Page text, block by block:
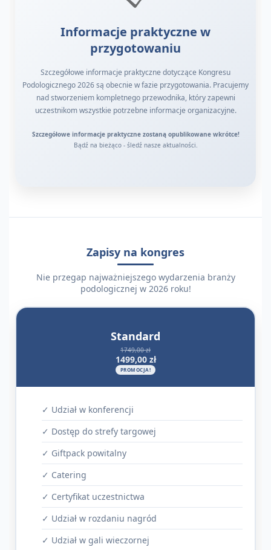
Informacje praktyczne w
przygotowaniu
Szczegółowe informacje praktyczne dotyczące Kongresu
Podologicznego 2026 są obecnie w fazie przygotowania. Pracujemy
nad stworzeniem kompletnego przewodnika, który zapewni
uczestnikom wszystkie potrzebne informacje organizacyjne.
Szczegółowe informacje praktyczne zostaną opublikowane wkrótce!
Bądź na bieżąco - śledź nasze aktualności.
Zapisy na kongres
Nie przegap najważniejszego wydarzenia branży
podologicznej w 2026 roku!
Standard
1749,00 zł
1499,00 zł
PROMOCJA!
✓ Udział w konferencji
✓ Dostęp do strefy targowej
✓ Giftpack powitalny
✓ Catering
✓ Certyfikat uczestnictwa
✓ Udział w rozdaniu nagród
✓ Udział w gali wieczornej